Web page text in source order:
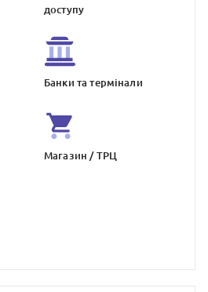
доступу
Банки та термiнали
Магазин / ТРЦ